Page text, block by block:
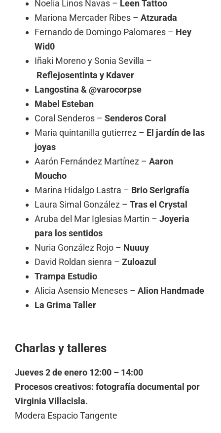
Noelia Linos Navas – Leen Tattoo
Mariona Mercader Ribes – Atzurada
Fernando de Domingo Palomares – Hey
Wid0
Iñaki Moreno y Sonia Sevilla –
Reflejosentinta y Kdaver
Langostina & @varocorpse
Mabel Esteban
Coral Senderos – Senderos Coral
Maria quintanilla gutierrez – El jardín de las
joyas
Aarón Fernández Martínez – Aaron
Moucho
Marina Hidalgo Lastra – Brio Serigrafía
Laura Simal González – Tras el Crystal
Aruba del Mar Iglesias Martin – Joyeria
para los sentidos
Nuria González Rojo – Nuuuy
David Roldan sienra – Zuloazul
Trampa Estudio
Alicia Asensio Meneses – Alion Handmade
La Grima Taller
Charlas y talleres
Jueves 2 de enero 12:00 – 14:00
Procesos creativos: fotografía documental por
Virginia Villacisla.
Modera Espacio Tangente